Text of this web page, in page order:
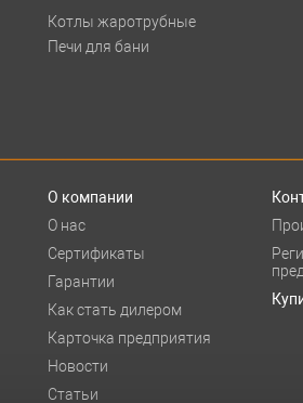
Котлы жаротрубные
Печи для бани
О компании
О нас
Сертификаты
Гарантии
Как стать дилером
Карточка предприятия
Новости
Статьи